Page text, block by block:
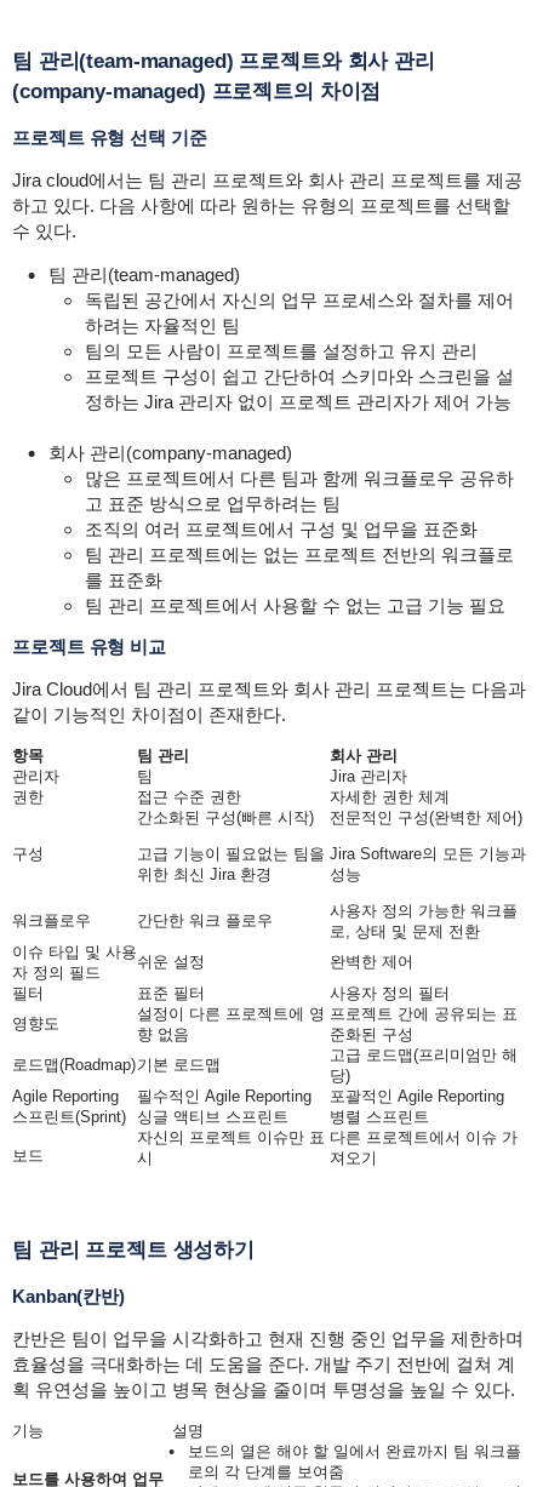
팀 관리(team-managed) 프로젝트와 회사 관리
(company-managed) 프로젝트의 차이점
프로젝트 유형 선택 기준
Jira cloud에서는 팀 관리 프로젝트와 회사 관리 프로젝트를 제공
하고 있다. 다음 사항에 따라 원하는 유형의 프로젝트를 선택할
수 있다.
팀 관리(team-managed)
독립된 공간에서 자신의 업무 프로세스와 절차를 제어
하려는 자율적인 팀
팀의 모든 사람이 프로젝트를 설정하고 유지 관리
프로젝트 구성이 쉽고 간단하여 스키마와 스크린을 설
정하는 Jira 관리자 없이 프로젝트 관리자가 제어 가능
회사 관리(company-managed)
많은 프로젝트에서 다른 팀과 함께 워크플로우 공유하
고 표준 방식으로 업무하려는 팀
조직의 여러 프로젝트에서 구성 및 업무을 표준화
팀 관리 프로젝트에는 없는 프로젝트 전반의 워크플로
를 표준화
팀 관리 프로젝트에서 사용할 수 없는 고급 기능 필요
프로젝트 유형 비교
Jira Cloud에서 팀 관리 프로젝트와 회사 관리 프로젝트는 다음과
같이 기능적인 차이점이 존재한다.
항목 팀 관리
회사 관리
관리자
팀
Jira 관리자
권한
접근 수준 권한 자세한 권한 체계
구성
간소화된 구성(빠른 시작)
고급 기능이 필요없는 팀을
위한 최신 Jira 환경
전문적인 구성(완벽한 제어)
Jira Software의 모든 기능과
성능
워크플로우 간단한 워크 플로우
사용자 정의 가능한 워크플
로, 상태 및 문제 전환
이슈 타입 및 사용
자 정의 필드
쉬운 설정
완벽한 제어
필터
표준 필터
사용자 정의 필터
영향도
설정이 다른 프로젝트에 영
향 없음
프로젝트 간에 공유되는 표
준화된 구성
로드맵(Roadmap)기본 로드맵
고급 로드맵(프리미엄만 해
당)
Agile Reporting
필수적인 Agile Reporting
포괄적인 Agile Reporting
스프린트(Sprint)
싱글 액티브 스프린트 병렬 스프린트
보드
자신의 프로젝트 이슈만 표
시
다른 프로젝트에서 이슈 가
져오기
팀 관리 프로젝트 생성하기
Kanban(칸반)
칸반은 팀이 업무을 시각화하고 현재 진행 중인 업무을 제한하며
효율성을 극대화하는 데 도움을 준다. 개발 주기 전반에 걸쳐 계
획 유연성을 높이고 병목 현상을 줄이며 투명성을 높일 수 있다.
기능 설명
보드를 사용하여 업무
보드의 열은 해야 할 일에서 완료까지 팀 워크플
로의 각 단계를 보여줌